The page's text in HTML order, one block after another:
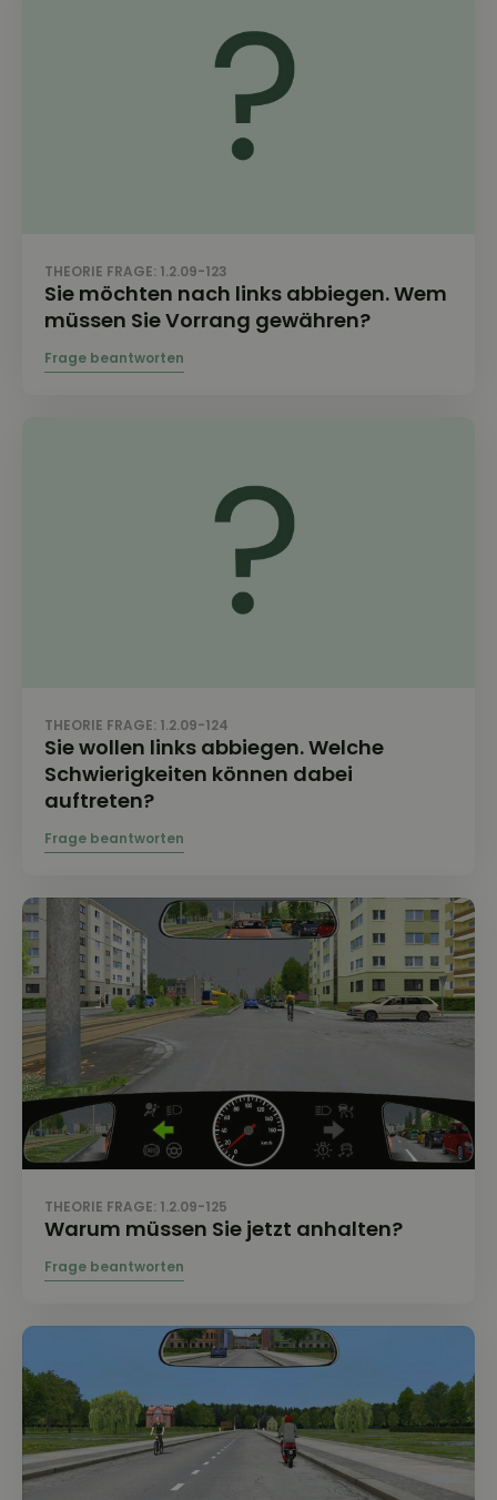
THEORIE FRAGE: 1.2.09-123
Sie möchten nach links abbiegen. Wem
müssen Sie Vorrang gewähren?
THEORIE FRAGE: 1.2.09-124
Sie wollen links abbiegen. Welche
Schwierigkeiten können dabei
auftreten?
THEORIE FRAGE: 1.2.09-125
Warum müssen Sie jetzt anhalten?